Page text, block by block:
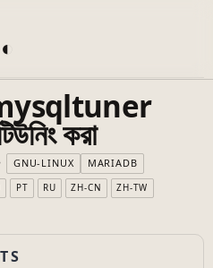
◐
করা
GNU-LINUX
MARIADB
PT RU ZH-CN ZH-TW